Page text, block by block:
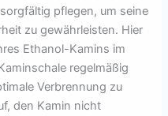
pflegen, um seine
zu gewährleisten. Hier
Ethanol-Kamins im
regelmäßig
Verbrennung zu
den Kamin nicht